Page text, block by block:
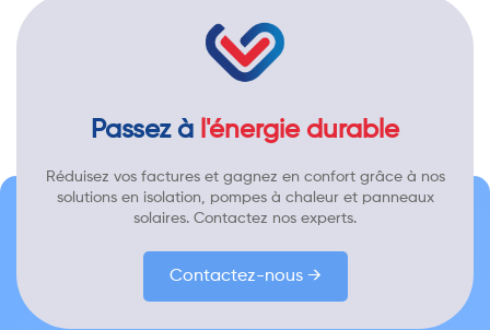
Passez à l'énergie durable
Réduisez vos factures et gagnez en confort grâce à nos
solutions en isolation, pompes à chaleur et panneaux
solaires. Contactez nos experts.
Contactez-nous →